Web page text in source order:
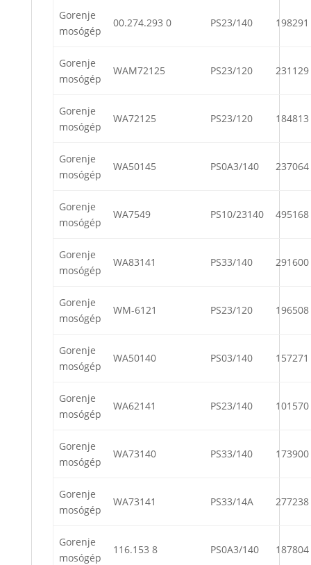
Gorenje
mosógép
00.274.293 0 PS23/140 198291
Gorenje
mosógép
WAM72125 PS23/120 231129
Gorenje
mosógép
WA72125 PS23/120 184813
Gorenje
mosógép
WA50145 PS0A3/140 237064
Gorenje
mosógép
WA7549 PS10/23140 495168
Gorenje
mosógép
WA83141 PS33/140 291600
Gorenje
mosógép
WM-6121 PS23/120 196508
Gorenje
mosógép
WA50140 PS03/140 157271
Gorenje
mosógép
WA62141 PS23/140 101570
Gorenje
mosógép
WA73140 PS33/140 173900
Gorenje
mosógép
WA73141 PS33/14A 277238
Gorenje
mosógép
116.153 8 PS0A3/140 187804